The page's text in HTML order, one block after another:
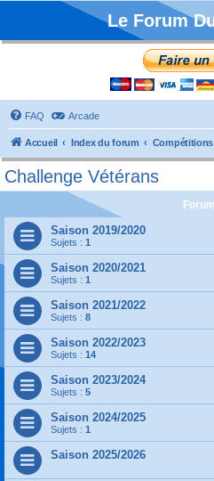
Le Forum
FAQ Arcade
Accueil Index du forum Compétitions
Challenge Vétérans
Forum
Saison 2019/2020
Sujets : 1
Saison 2020/2021
Sujets : 1
Saison 2021/2022
Sujets : 8
Saison 2022/2023
Sujets : 14
Saison 2023/2024
Sujets : 5
Saison 2024/2025
Sujets : 1
Saison 2025/2026